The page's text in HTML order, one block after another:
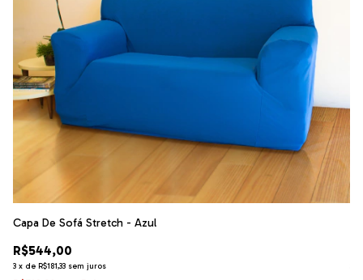
Capa De Sofá Stretch - Azul
R$544,00
3 x de R$181,33 sem juros